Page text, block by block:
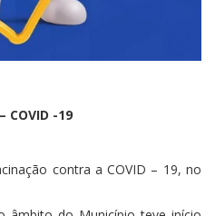
COVID -19
contra a COVID – 19, no